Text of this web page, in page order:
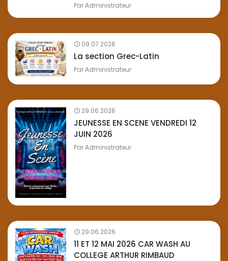
ParAdministrateur
09.07.2026
La section Grec-Latin
ParAdministrateur
29.06.2026
JEUNESSE EN SCENE VENDREDI 12
JUIN 2026
ParAdministrateur
29.06.2026
11 ET 12 MAI 2026 CAR WASH AU
COLLEGE ARTHUR RIMBAUD